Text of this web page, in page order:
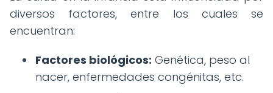
diversos factores, entre los cuales se
encuentran:
Factores biológicos: Genética, peso al
nacer, enfermedades congénitas, etc.